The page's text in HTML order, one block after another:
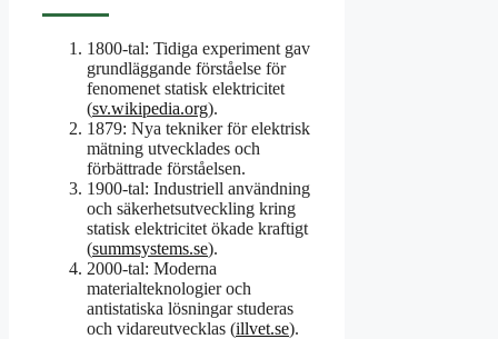
1800-tal: Tidiga experiment gav
grundläggande förståelse för
fenomenet statisk elektricitet
(sv.wikipedia.org).
1879: Nya tekniker för elektrisk
mätning utvecklades och
förbättrade förståelsen.
1900-tal: Industriell användning
och säkerhetsutveckling kring
statisk elektricitet ökade kraftigt
(summsystems.se).
2000-tal: Moderna
materialteknologier och
antistatiska lösningar studeras
och vidareutvecklas (illvet.se).